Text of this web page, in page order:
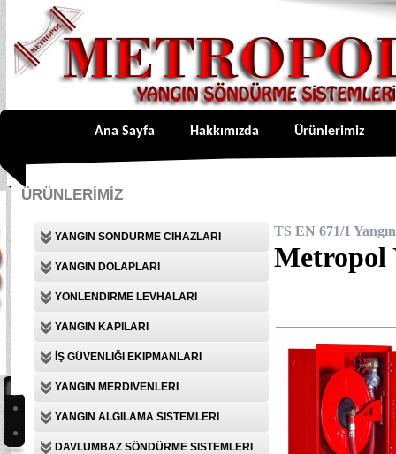
Ana Sayfa Hakkımızda Ürünlerimiz
ÜRÜNLERİMİZ
YANGIN SÖNDÜRME CIHAZLARI
YANGIN DOLAPLARI
YÖNLENDIRME LEVHALARI
YANGIN KAPILARI
İŞ GÜVENLIĞI EKIPMANLARI
YANGIN MERDIVENLERI
YANGIN ALGILAMA SISTEMLERI
DAVLUMBAZ SÖNDÜRME SISTEMLERI
TS EN 671/1
Metropol